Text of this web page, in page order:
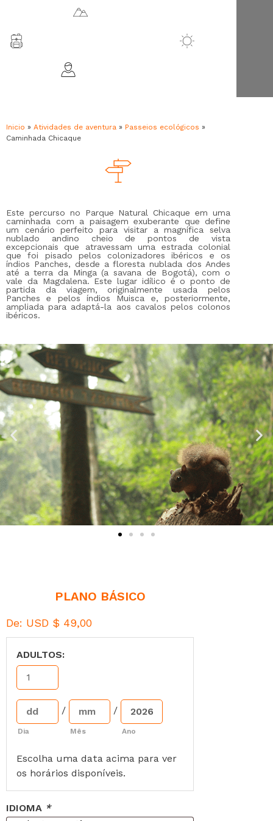
Inicio » Atividades de aventura » Passeios ecológicos »
Caminhada Chicaque
Este percurso no Parque Natural Chicaque em uma
caminhada com a paisagem exuberante que define
um cenário perfeito para visitar a magnífica selva
nublado andino cheio de pontos de vista
excepcionais que atravessam uma estrada colonial
que foi pisado pelos colonizadores ibéricos e os
índios Panches, desde a floresta nublada dos Andes
até a terra da Minga (a savana de Bogotá), com o
vale da Magdalena. Este lugar idílico é o ponto de
partida da viagem, originalmente usada pelos
Panches e pelos índios Muisca e, posteriormente,
ampliada para adaptá-la aos cavalos pelos colonos
ibéricos.
PLANO BÁSICO
De: USD $ 49,00
ADULTOS:
Dia
/
Mês
/
Ano
Escolha uma data acima para ver
os horários disponíveis.
IDIOMA *